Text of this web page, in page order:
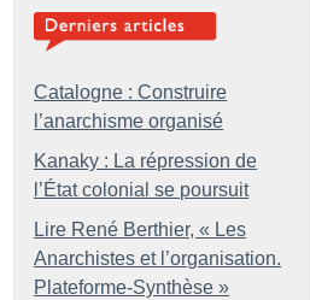
Catalogne : Construire
l’anarchisme organisé
Kanaky : La répression de
l’État colonial se poursuit
Lire René Berthier, « Les
Anarchistes et l’organisation.
Plateforme-Synthèse »